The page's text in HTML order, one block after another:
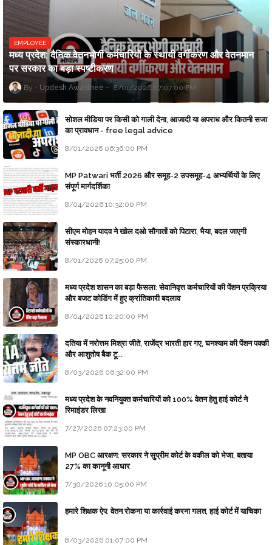
EMPLOYEE
मध्य प्रदेश: दैनिक वेतनभोगी कर्मचारियों के स्थायी वर्गीकरण और वेतनमान
पर सरकार का बड़ा स्पष्टीकरण
Updesh Awasthee 8/01/2026 07:07:00 PM
सोशल मीडिया पर किसी को गाली देना, आजादी या अपराध और कितनी सजा
का प्रावधान - free legal advice
8/01/2026 06:36:00 PM
MP Patwari भर्ती 2026 और समूह-2 उपसमूह-4 अभ्यर्थियों के लिए
संपूर्ण मार्गदर्शिका
8/04/2026 10:32:00 PM
सीएम मोहन यादव ने खोल दओ सौगातों को पिटारा, भैया, बदल जाएगी
संस्कारधानी!
8/01/2026 07:25:00 PM
मध्य प्रदेश शासन का बड़ा फैसला: सेवानिवृत्त कर्मचारियों की पेंशन प्रक्रिया
और बजट कोडिंग में हुए क्रांतिकारी बदलाव
8/04/2026 10:20:00 PM
दतिया में नरोत्तम मिश्रा जीते, राजेंद्र भारती हार गए, घनश्याम की पेंशन पक्की
और आशुतोष बैक टू...
8/03/2026 06:32:00 PM
मध्य प्रदेश के नवनियुक्त कर्मचारियों को 100% वेतन हेतु हाई कोर्ट ने
रिमाइंडर लिखा
7/27/2026 07:23:00 PM
MP OBC आरक्षण: सरकार ने सुप्रीम कोर्ट के वकील को भेजा, बताया
27% का कानूनी आधार
7/30/2026 10:05:00 PM
हमारे शिक्षक ऐप: वेतन रोकना या कार्रवाई करना गलत, हाई कोर्ट में याचिका
8/03/2026 01:07:00 PM